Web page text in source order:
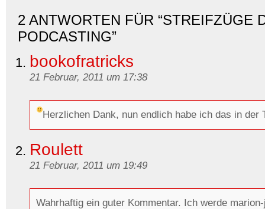
2 ANTWORTEN FÜR “STREIFZÜGE
PODCASTING”
bookofratricks
21 Februar, 2011 um 17:38
Herzlichen Dank, nun endlich habe ich das in der
Roulett
21 Februar, 2011 um 19:49
Wahrhaftig ein guter Kommentar. Ich werde